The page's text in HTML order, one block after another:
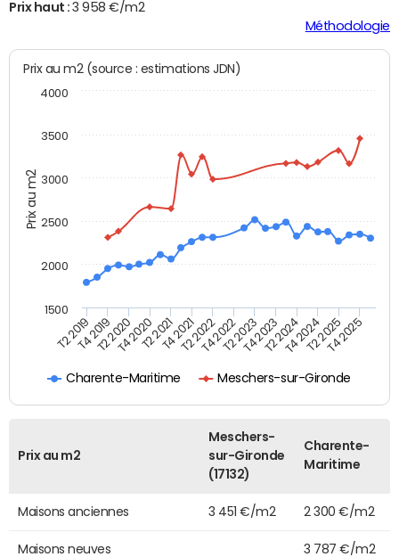
Prix haut :3 958 €/m2
Méthodologie
Prix au m2
Prix au m2 (source : estimations JDN)
Charente-Maritime Meschers-sur-Gironde
T2 2019T4 2019T2 2020T4 2020T2 2021T4 2021T2 2022T4 2022T2 2023T4 2023T2 2024T4 2024T2 2025T4 2025
1500
2000
2500
3000
3500
4000
Prix au m2
Meschers-
sur-Gironde
(17132)
Charente-
Maritime
Maisons anciennes 3 451 €/m2 2 300 €/m2
Maisons neuves 3 787 €/m2